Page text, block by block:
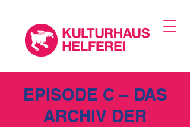
EPISODE C – DAS
ARCHIV DER